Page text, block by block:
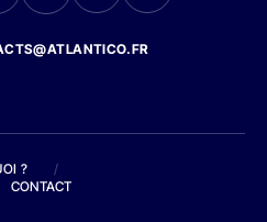
?
/
CONTACT